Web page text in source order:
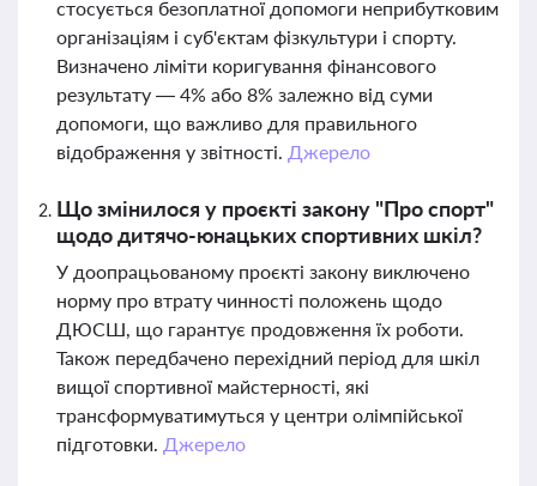
стосується безоплатної допомоги неприбутковим
організаціям і суб'єктам фізкультури і спорту.
Визначено ліміти коригування фінансового
результату — 4% або 8% залежно від суми
допомоги, що важливо для правильного
відображення у звітності. Джерело
Що змінилося у проєкті закону "Про спорт"
щодо дитячо-юнацьких спортивних шкіл?
У доопрацьованому проєкті закону виключено
норму про втрату чинності положень щодо
ДЮСШ, що гарантує продовження їх роботи.
Також передбачено перехідний період для шкіл
вищої спортивної майстерності, які
трансформуватимуться у центри олімпійської
підготовки. Джерело